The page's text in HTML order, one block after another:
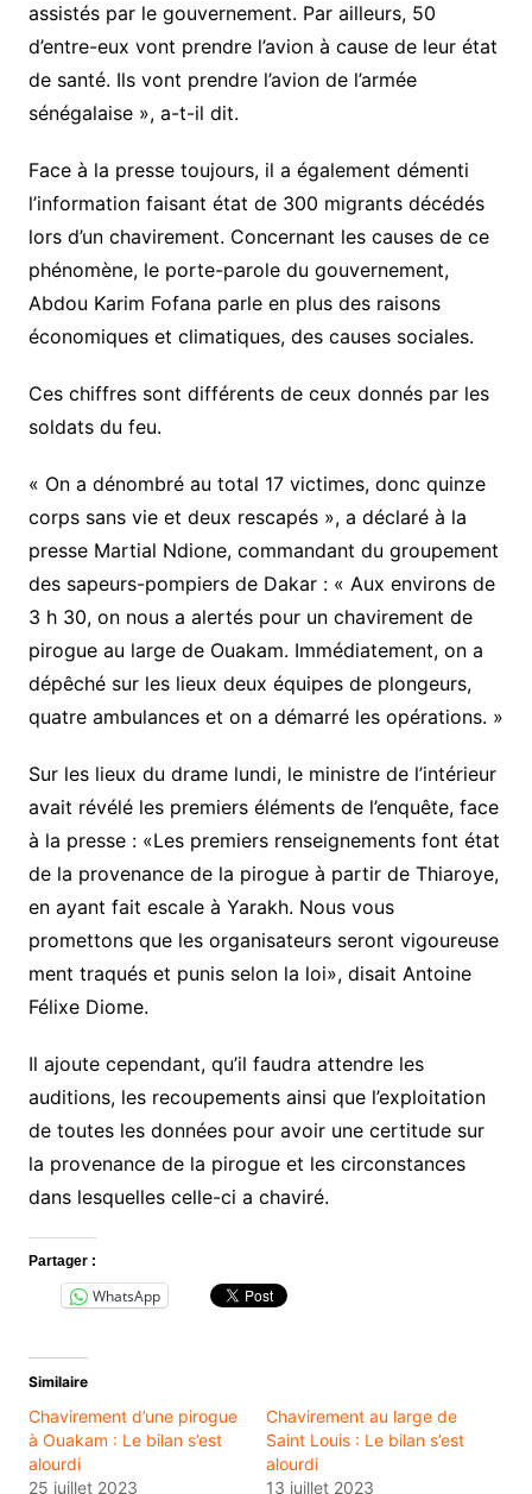
assistés par le gouvernement. Par ailleurs, 50
d’entre-eux vont prendre l’avion à cause de leur état
de santé. Ils vont prendre l’avion de l’armée
sénégalaise », a-t-il dit.
Face à la presse toujours, il a également démenti
l’information faisant état de 300 migrants décédés
lors d’un chavirement. Concernant les causes de ce
phénomène, le porte-parole du gouvernement,
Abdou Karim Fofana parle en plus des raisons
économiques et climatiques, des causes sociales.
Ces chiffres sont différents de ceux donnés par les
soldats du feu.
« On a dénombré au total 17 victimes, donc quinze
corps sans vie et deux rescapés », a déclaré à la
presse Martial Ndione, commandant du groupement
des sapeurs-pompiers de Dakar : « Aux environs de
3 h 30, on nous a alertés pour un chavirement de
pirogue au large de Ouakam. Immédiatement, on a
dépêché sur les lieux deux équipes de plongeurs,
quatre ambulances et on a démarré les opérations. »
Sur les lieux du drame lundi, le ministre de l’intérieur
avait révélé les premiers éléments de l’enquête, face
à la presse : «Les premiers renseignements font état
de la provenance de la pirogue à partir de Thiaroye,
en ayant fait escale à Yarakh. Nous vous
promettons que les organisateurs seront vigoureuse
ment traqués et punis selon la loi», disait Antoine
Félixe Diome.
Il ajoute cependant, qu’il faudra attendre les
auditions, les recoupements ainsi que l’exploitation
de toutes les données pour avoir une certitude sur
la provenance de la pirogue et les circonstances
dans lesquelles celle-ci a chaviré.
Partager :
WhatsApp
Similaire
Chavirement d’une pirogue
à Ouakam : Le bilan s’est
alourdi
25 juillet 2023
Chavirement au large de
Saint Louis : Le bilan s’est
alourdi
13 juillet 2023